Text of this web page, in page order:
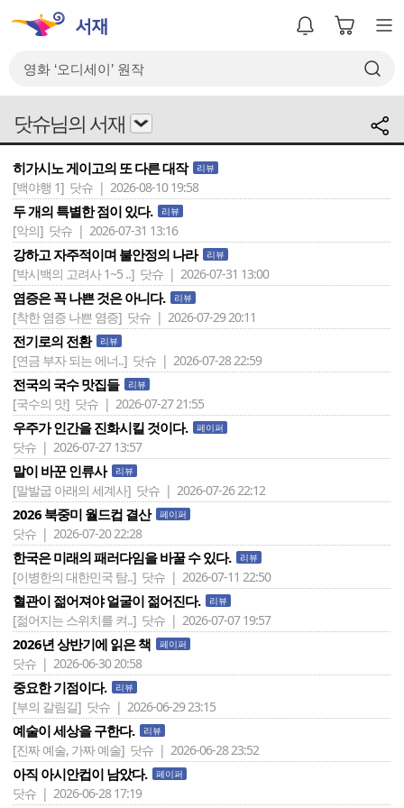
닷슈님의 서재
히가시노 게이고의 또 다른 대작 리뷰
[백야행 1] 닷슈 | 2026-08-10 19:58
두 개의 특별한 점이 있다. 리뷰
[악의] 닷슈 | 2026-07-31 13:16
강하고 자주적이며 불안정의 나라 리뷰
[박시백의 고려사 1~5 ..] 닷슈 | 2026-07-31 13:00
염증은 꼭 나쁜 것은 아니다. 리뷰
[착한 염증 나쁜 염증] 닷슈 | 2026-07-29 20:11
전기로의 전환 리뷰
[연금 부자 되는 에너..] 닷슈 | 2026-07-28 22:59
전국의 국수 맛집들 리뷰
[국수의 맛] 닷슈 | 2026-07-27 21:55
우주가 인간을 진화시킬 것이다. 페이퍼
닷슈 | 2026-07-27 13:57
말이 바꾼 인류사 리뷰
[말발굽 아래의 세계사] 닷슈 | 2026-07-26 22:12
2026 북중미 월드컵 결산 페이퍼
닷슈 | 2026-07-20 22:28
한국은 미래의 패러다임을 바꿀 수 있다. 리뷰
[이병한의 대한민국 탐..] 닷슈 | 2026-07-11 22:50
혈관이 젊어져야 얼굴이 젊어진다. 리뷰
[젊어지는 스위치를 켜..] 닷슈 | 2026-07-07 19:57
2026년 상반기에 읽은 책 페이퍼
닷슈 | 2026-06-30 20:58
중요한 기점이다. 리뷰
[부의 갈림길] 닷슈 | 2026-06-29 23:15
예술이 세상을 구한다. 리뷰
[진짜 예술, 가짜 예술] 닷슈 | 2026-06-28 23:52
아직 아시안컵이 남았다. 페이퍼
닷슈 | 2026-06-28 17:19